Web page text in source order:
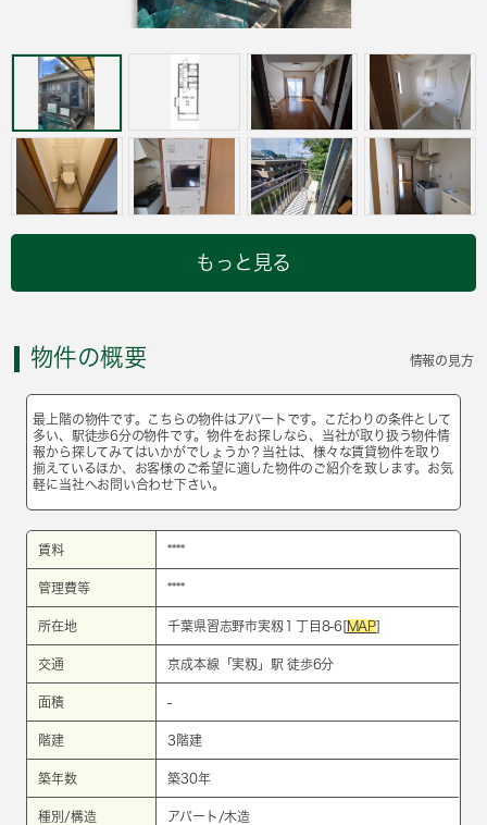
もっと見る
物件の概要 情報の見方
最上階の物件です。こちらの物件はアパートです。こだわりの条件として
多い、駅徒歩6分の物件です。物件をお探しなら、当社が取り扱う物件情
報から探してみてはいかがでしょうか？当社は、様々な賃貸物件を取り
揃えているほか、お客様のご希望に適した物件のご紹介を致します。お気
軽に当社へお問い合わせ下さい。
賃料 ****
管理費等 ****
所在地 千葉県習志野市実籾１丁目8-6[ MAP]
交通 京成本線 「 実籾 」駅 徒歩6分
面積 -
階建 3階建
築年数 築30年
種別/構造 アパート/木造